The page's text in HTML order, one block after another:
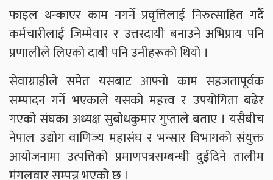
फाइल थन्काएर काम नगर्ने प्रवृत्तिलाई निरुत्साहित गर्दै
कर्मचारीलाई जिम्मेवार र उत्तरदायी बनाउने अभिप्राय पनि
प्रणालीले लिएको दाबी पनि उनीहरूको थियो ।
सेवाग्राहीले समेत यसबाट आफ्नो काम सहजतापूर्वक
सम्पादन गर्ने भएकाले यसको महत्त्व र उपयोगिता बढेर
गएको संघका अध्यक्ष सुबोधकुमार गुप्ताले बताए । यसैबीच
नेपाल उद्योग वाणिज्य महासंघ र भन्सार विभागको संयुक्त
आयोजनामा उत्पत्तिको प्रमाणपत्रसम्बन्धी दुईदिने तालीम
मंगलवार सम्पन्न भएको छ ।